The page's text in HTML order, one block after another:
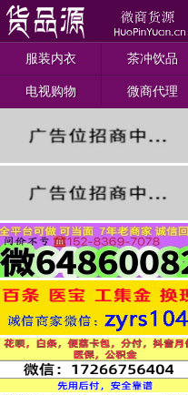
服装内衣 茶冲饮品
电视购物 微商代理